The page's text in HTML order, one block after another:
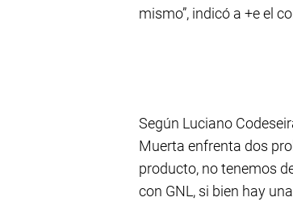
mismo”, indicó a +e el
Según Luciano
Muerta enfrenta dos
producto, no tenemos
con GNL, si bien hay